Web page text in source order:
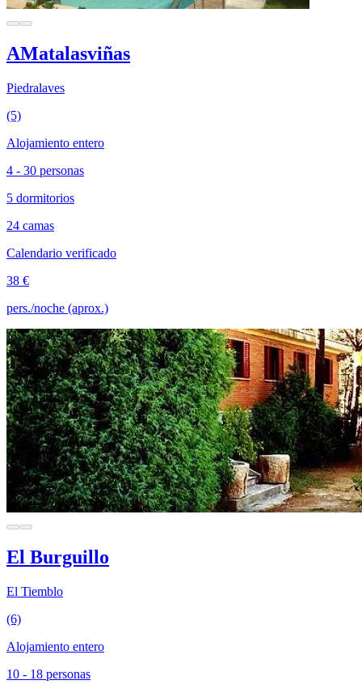
AMatalasviñas
Piedralaves
(5)
Alojamiento entero
4 - 30 personas
5 dormitorios
24 camas
Calendario verificado
38 €
pers./noche (aprox.)
El Burguillo
El Tiemblo
(6)
Alojamiento entero
10 - 18 personas